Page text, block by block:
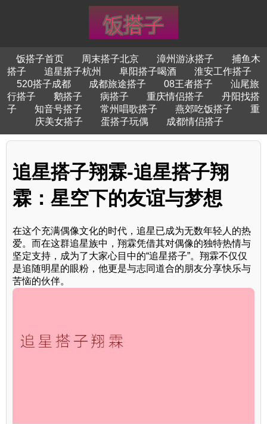
饭搭子首页 周末搭子北京 漳州游泳搭子
捕鱼木
搭子
追星搭子杭州 阜阳搭子喝酒
淮安工作搭子
520搭子成都
成都旅途搭子 08王者搭子
汕尾旅
行搭子
鹅搭子 病搭子 重庆情侣搭子
丹阳找搭
子
知音号搭子 常州唱歌搭子 燕郊吃饭搭子
重
庆美女搭子
蛋搭子玩偶 成都情侣搭子
追星搭子翔霖-追星搭子翔
霖：星空下的友谊与梦想
在这个充满偶像文化的时代，追星已成为无数年轻人的热
爱。而在这群追星族中，翔霖凭借其对偶像的独特热情与
坚定支持，成为了大家心目中的“追星搭子”。翔霖不仅仅
是追随明星的眼粉，他更是与志同道合的朋友分享快乐与
苦恼的伙伴。